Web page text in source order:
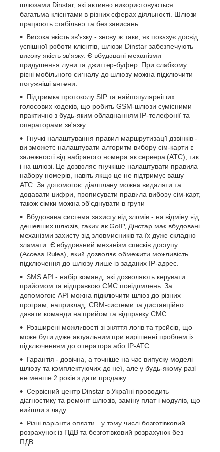
шлюзами Dinstar, які активно використовуються
багатьма клієнтами в різних сферах діяльності. Шлюзи
працюють стабільно та без зависань
Висока якість зв'язку - знову ж таки, як показує досвід
успішної роботи клієнтів, шлюзи Dinstar забезпечують
високу якість зв'язку. Є вбудовані механізми
придушення луни та джиттер-буфер. При слабкому
рівні мобільного сигналу до шлюзу можна підключити
потужніші антени.
Підтримка протоколу SIP та найпопулярніших
голосових кодеків, що робить GSM-шлюзи сумісними
практично з будь-яким обладнанням IP-телефонії та
операторами зв'язку
Гнучкі налаштування правил маршрутизації дзвінків -
ви зможете налаштувати алгоритм вибору сім-карти в
залежності від набраного номера як сервера (АТС), так
і на шлюзі. Це дозволяє гнучкіше налаштувати правила
набору номерів, навіть якщо це не підтримує вашу
АТС. За допомогою діалплану можна видаляти та
додавати цифри, прописувати правила вибору сім-карт,
також сімки можна об'єднувати в групи
Вбудована система захисту від зломів - на відміну від
дешевших шлюзів, таких як GoIP, Дінстар має вбудовані
механізми захисту від зловмисників та їх дуже складно
зламати. Є вбудований механізм списків доступу
(Access Rules), який дозволяє обмежити можливість
підключення до шлюзу лише із заданих IP-адрес.
SMS API - набір команд, які дозволяють керувати
прийомом та відправкою СМС повідомлень. За
допомогою API можна підключити шлюз до різних
програм, наприклад, CRM-системи та дистанційно
давати команди на прийом та відправку СМС
Розширені можливості зі зняття логів та трейсів, що
може бути дуже актуальним при вирішенні проблем із
підключенням до оператора або IP-АТС.
Гарантія - довічна, а точніше на час випуску моделі
шлюзу та комплектуючих до неї, але у будь-якому разі
не менше 2 років з дати продажу.
Сервісний центр Dinstar в Україні проводить
діагностику та ремонт шлюзів, заміну плат і модулів, що
вийшли з ладу.
Різні варіанти оплати - у тому числі безготівковий
розрахунок із ПДВ та безготівковий розрахунок без
ПДВ.